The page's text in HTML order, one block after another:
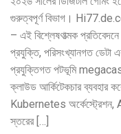
গুরুত্বপূর্ণ বিভাগ।
– এই বিশ্লেষণাত্মক
প্রযুক্তি, পরিসংখ্যানগত ডেটা
প্রযুক্তিগত পটভূমি
ক্লাউড আর্কিটেকচার
Kubernetes অর্কেস্ট্রেশন,
স্তরের […]